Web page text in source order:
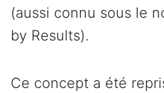
(aussi connu sous le
by Results).
Ce concept a été